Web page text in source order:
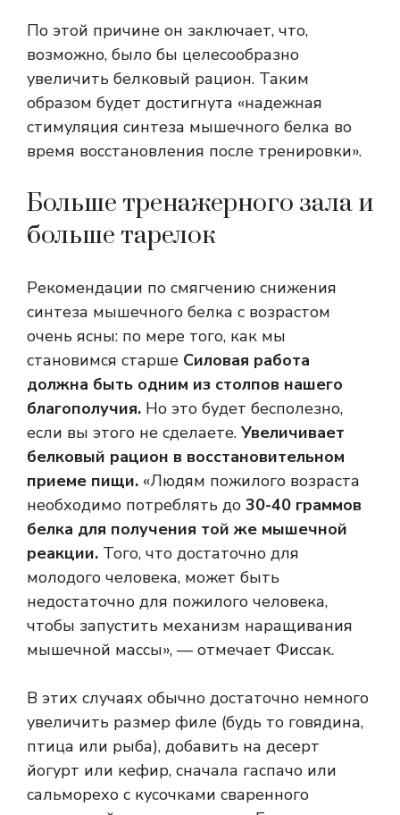
По этой причине он заключает, что,
возможно, было бы целесообразно
увеличить белковый рацион. Таким
образом будет достигнута «надежная
стимуляция синтеза мышечного белка во
время восстановления после тренировки».
Больше тренажерного зала и
больше тарелок
Рекомендации по смягчению снижения
синтеза мышечного белка с возрастом
очень ясны: по мере того, как мы
становимся старше Силовая работа
должна быть одним из столпов нашего
благополучия. Но это будет бесполезно,
если вы этого не сделаете. Увеличивает
белковый рацион в восстановительном
приеме пищи. «Людям пожилого возраста
необходимо потреблять до 30-40 граммов
белка для получения той же мышечной
реакции. Того, что достаточно для
молодого человека, может быть
недостаточно для пожилого человека,
чтобы запустить механизм наращивания
мышечной массы», — отмечает Фиссак.
В этих случаях обычно достаточно немного
увеличить размер филе (будь то говядина,
птица или рыба), добавить на десерт
йогурт или кефир, сначала гаспачо или
сальморехо с кусочками сваренного